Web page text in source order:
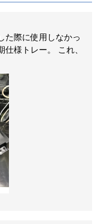
た際に使用しなかっ
様トレー。 これ、